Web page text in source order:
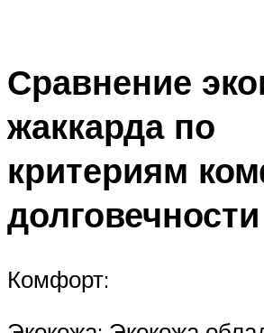
Сравнение
жаккарда по
критериям
долговечности
Комфорт: